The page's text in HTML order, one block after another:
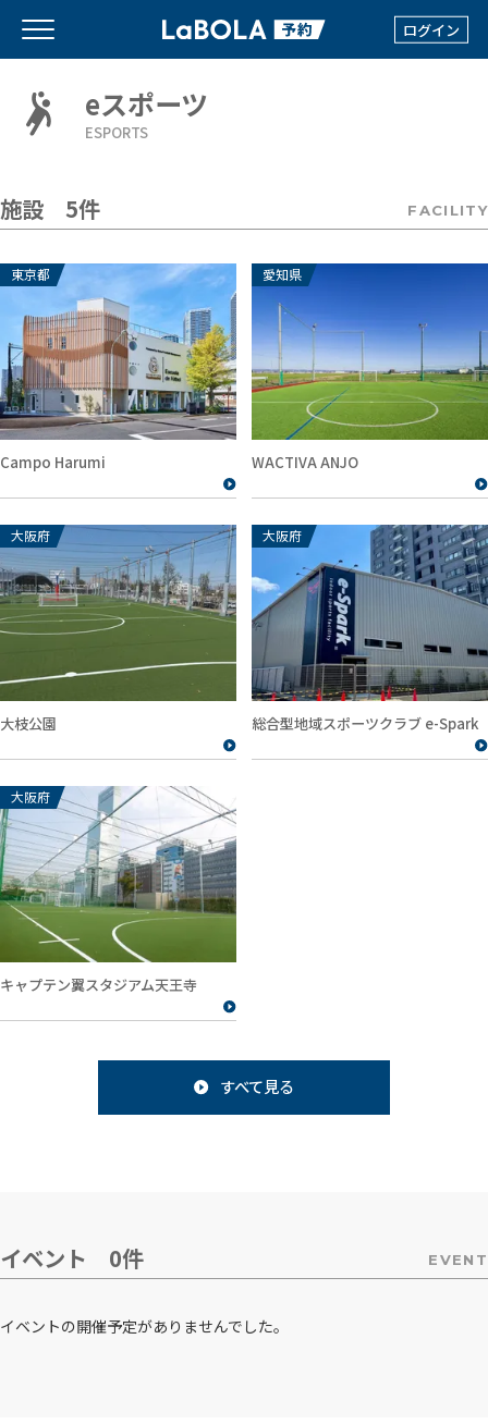
ログイン
eスポーツ
ESPORTS
施設 5件 FACILITY
東京都
Campo Harumi
愛知県
WACTIVA ANJO
大阪府
大枝公園
大阪府
総合型地域スポーツクラブ e-Spark
大阪府
キャプテン翼スタジアム天王寺
すべて見る
イベント 0件 EVENT
イベントの開催予定がありませんでした。